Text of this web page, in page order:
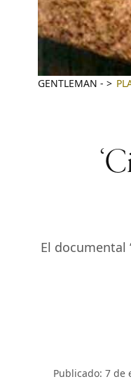
GENTLEMAN -
El documental
Publicado: 7 de